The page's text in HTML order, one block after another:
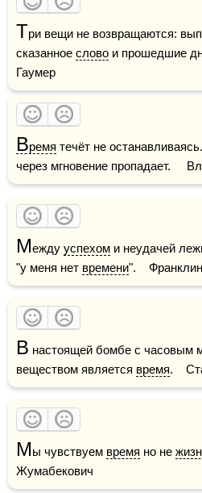
Три вещи не возвращаются:
сказанное слово и прошедшие
Гаумер
Время течёт не
через мгновение пропадает.
Между успехом и неудачей
"у меня нет времени".
В настоящей бомбе с часовым
веществом является время.
Мы чувствуем время но не
Жумабекович